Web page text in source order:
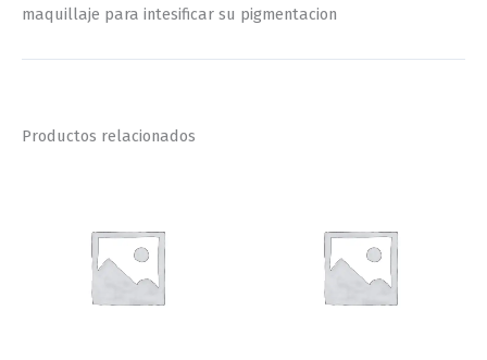
maquillaje para intesificar su pigmentacion
Productos relacionados